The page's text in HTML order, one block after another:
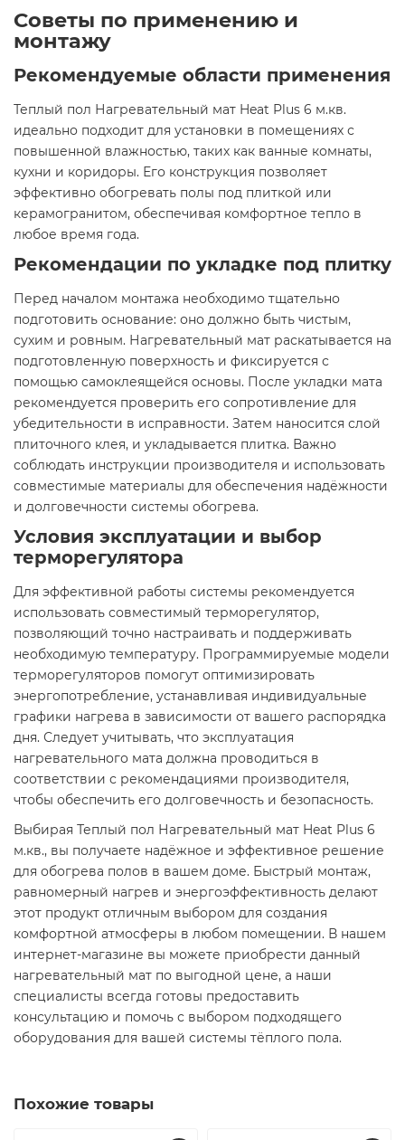
Советы по применению и
монтажу
Рекомендуемые области применения
Теплый пол Нагревательный мат Heat Plus 6 м.кв.
идеально подходит для установки в помещениях с
повышенной влажностью, таких как ванные комнаты,
кухни и коридоры. Его конструкция позволяет
эффективно обогревать полы под плиткой или
керамогранитом, обеспечивая комфортное тепло в
любое время года.​
Рекомендации по укладке под плитку
Перед началом монтажа необходимо тщательно
подготовить основание: оно должно быть чистым,
сухим и ровным. Нагревательный мат раскатывается на
подготовленную поверхность и фиксируется с
помощью самоклеящейся основы. После укладки мата
рекомендуется проверить его сопротивление для
убедительности в исправности. Затем наносится слой
плиточного клея, и укладывается плитка. Важно
соблюдать инструкции производителя и использовать
совместимые материалы для обеспечения надёжности
и долговечности системы обогрева.​
Условия эксплуатации и выбор
терморегулятора
Для эффективной работы системы рекомендуется
использовать совместимый терморегулятор,
позволяющий точно настраивать и поддерживать
необходимую температуру. Программируемые модели
терморегуляторов помогут оптимизировать
энергопотребление, устанавливая индивидуальные
графики нагрева в зависимости от вашего распорядка
дня. Следует учитывать, что эксплуатация
нагревательного мата должна проводиться в
соответствии с рекомендациями производителя,
чтобы обеспечить его долговечность и безопасность.​
Выбирая Теплый пол Нагревательный мат Heat Plus 6
м.кв., вы получаете надёжное и эффективное решение
для обогрева полов в вашем доме. Быстрый монтаж,
равномерный нагрев и энергоэффективность делают
этот продукт отличным выбором для создания
комфортной атмосферы в любом помещении. В нашем
интернет-магазине вы можете приобрести данный
нагревательный мат по выгодной цене, а наши
специалисты всегда готовы предоставить
консультацию и помочь с выбором подходящего
оборудования для вашей системы тёплого пола.
Похожие товары